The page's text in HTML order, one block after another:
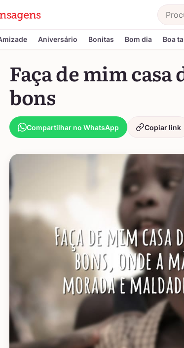
Buscar
Aniversário Bonitas Bom dia Boa
Faça de mim
bons
Compartilhar no WhatsApp Copiar link